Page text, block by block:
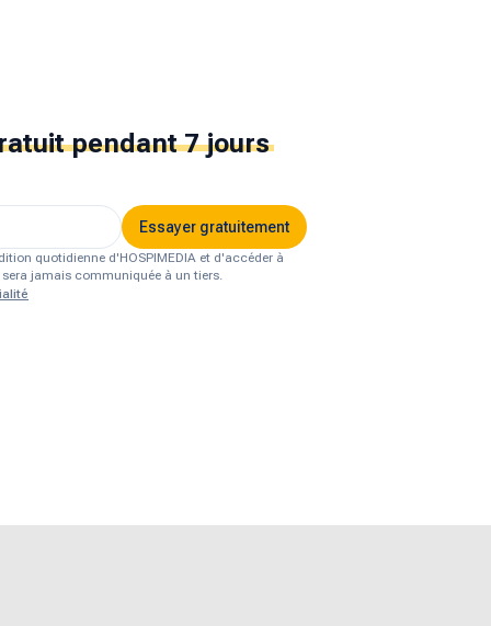
pendant 7 jours
Essayer gratuitement
quotidienne d'HOSPIMEDIA et d'accéder à
jamais communiquée à un tiers.